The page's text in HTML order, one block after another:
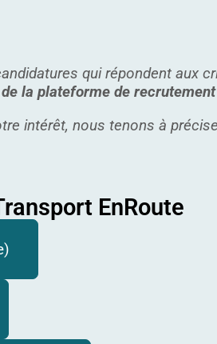
qui répondent aux
la plateforme de
intérêt, nous tenons à
EnRoute